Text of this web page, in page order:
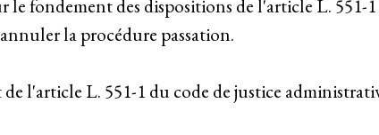
le fondement des dispositions de l'article L. 551-
la procédure passation.
l'article L. 551-1 du code de justice